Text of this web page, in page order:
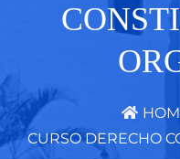
CURSO DERECHO